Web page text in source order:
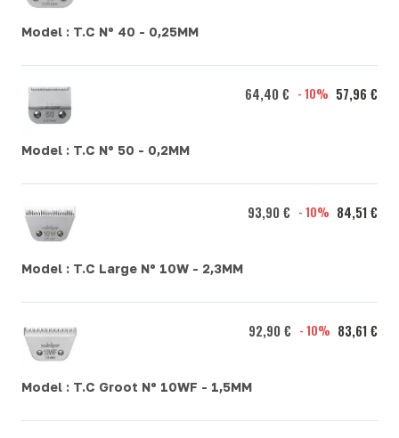
Model : T.C Nº 40 - 0,25MM
Model : T.C Nº 50 - 0,2MM
64,40 € - 10% 57,96 €
Model : T.C Large Nº 10W - 2,3MM
93,90 € - 10% 84,51 €
Model : T.C Groot Nº 10WF - 1,5MM
92,90 € - 10% 83,61 €